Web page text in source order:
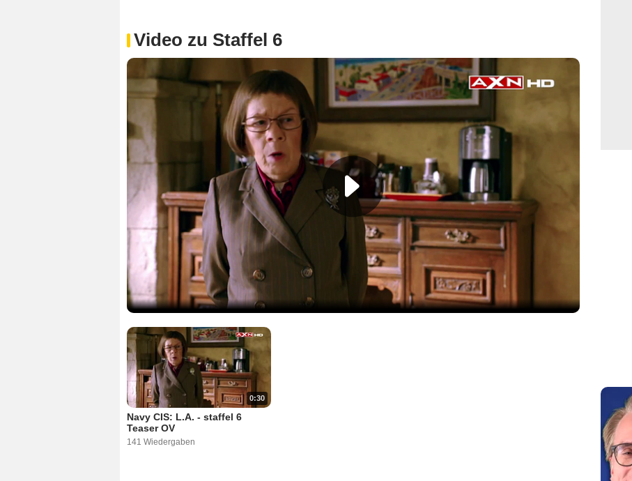
Video zu Staffel 6
0:30
Navy CIS: L.A. - staffel 6
Teaser OV
141 Wiedergaben